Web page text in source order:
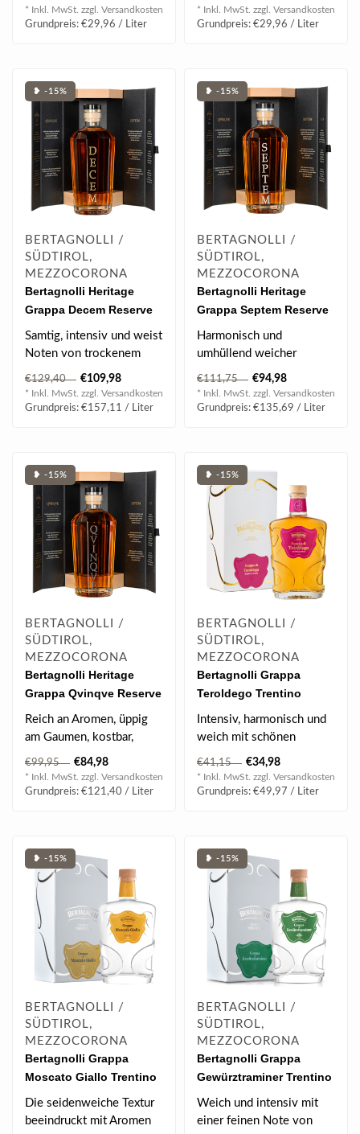
Nuancen..
* Inkl. MwSt. zzgl. Versandkosten
Grundpreis: €29,96 / Liter
* Inkl. MwSt. zzgl. Versandkosten
Grundpreis: €29,96 / Liter
❥ -15%
BERTAGNOLLI /
SÜDTIROL,
MEZZOCORONA
Bertagnolli Heritage
Grappa Decem Reserve
10Y in GB 0.7 l 44% vol
Samtig, intensiv und weist
Noten von trockenem
Gebäck auf
€129,40 €109,98
* Inkl. MwSt. zzgl. Versandkosten
Grundpreis: €157,11 / Liter
❥ -15%
BERTAGNOLLI /
SÜDTIROL,
MEZZOCORONA
Bertagnolli Heritage
Grappa Septem Reserve
7Y in GB 0.7 l 43% vol
Harmonisch und
umhüllend weicher
Grappa
€111,75 €94,98
* Inkl. MwSt. zzgl. Versandkosten
Grundpreis: €135,69 / Liter
❥ -15%
BERTAGNOLLI /
SÜDTIROL,
MEZZOCORONA
Bertagnolli Heritage
Grappa Qvinqve Reserve
5Y in GB 0.7 l 42% vol
Reich an Aromen, üppig
am Gaumen, kostbar,
weich, leuchtend und
rein..
€99,95 €84,98
* Inkl. MwSt. zzgl. Versandkosten
Grundpreis: €121,40 / Liter
❥ -15%
BERTAGNOLLI /
SÜDTIROL,
MEZZOCORONA
Bertagnolli Grappa
Teroldego Trentino
Riserva 18 Monate in GB
0.7 l 42% vol
Intensiv, harmonisch und
weich mit schönen
Vanillenoten
€41,15 €34,98
* Inkl. MwSt. zzgl. Versandkosten
Grundpreis: €49,97 / Liter
❥ -15%
BERTAGNOLLI /
SÜDTIROL,
MEZZOCORONA
Bertagnolli Grappa
Moscato Giallo Trentino
in GB 0.7 l 42% vol
Die seidenweiche Textur
beeindruckt mit Aromen
❥ -15%
BERTAGNOLLI /
SÜDTIROL,
MEZZOCORONA
Bertagnolli Grappa
Gewürztraminer Trentino
in GB 0.7 l 42% vol
Weich und intensiv mit
einer feinen Note von